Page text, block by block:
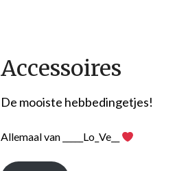
Accessoires
De mooiste hebbedingetjes!
Allemaal van _____Lo_Ve__